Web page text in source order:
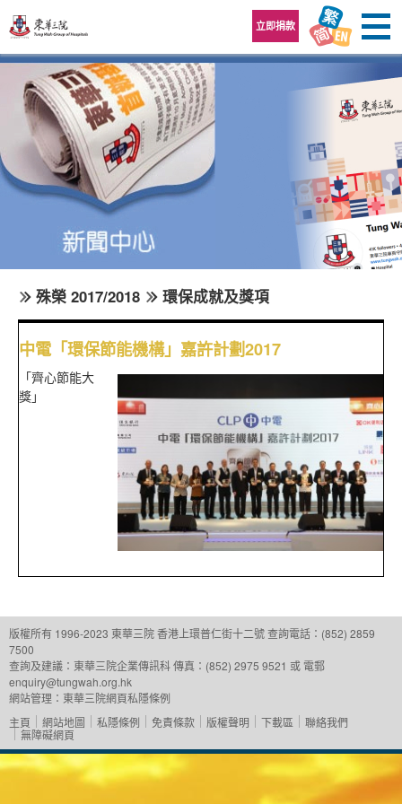
立即捐款
殊榮 2017/2018 環保成就及獎項
中電「環保節能機構」嘉許計劃2017
「齊心節能大
獎」
版權所有 1996-2023 東華三院香港上環普仁街十二號查詢電話：(852) 2859
7500
查詢及建議： 東華三院企業傳訊科傳真：(852) 2975 9521 或 電郵
enquiry@tungwah.org.hk
網站管理： 東華三院網頁私隱條例
主頁
網站地圖 私隱條例 免責條款 版權聲明 下載區
聯絡我們
無障礙網頁